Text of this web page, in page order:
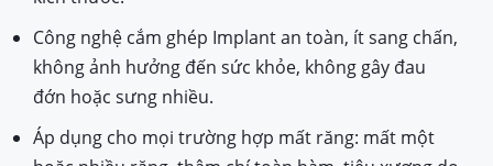
Công nghệ cắm ghép Implant an toàn, ít sang chấn,
không ảnh hưởng đến sức khỏe, không gây đau
đớn hoặc sưng nhiều.
Áp dụng cho mọi trường hợp mất răng: mất một